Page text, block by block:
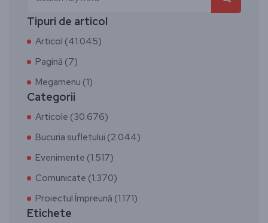
Tipuri de articol
Articol (41.045)
Pagină (7)
Megamenu (1)
Categorii
Articole (30.676)
Bucuria sufletului (2.044)
Evenimente (1.517)
Comunicate (1.370)
Proiectul Împreună (1.171)
Etichete